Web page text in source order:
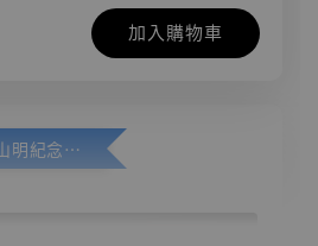
加入購物車
加購優惠【悟空 鳥山明紀念款 [奇蹟工作室]】